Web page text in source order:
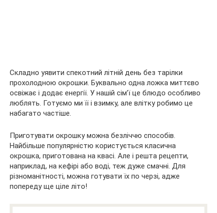
Складно уявити спекотний літній день без тарілки
прохолодною окрошки. Буквально одна ложка миттєво
освіжає і додає енергії. У нашій сім’ї це блюдо особливо
люблять. Готуємо ми її і взимку, але влітку робимо це
набагато частіше.
Приготувати окрошку можна безліччю способів.
Найбільше популярністю користується класична
окрошка, приготована на квасі. Але і решта рецепти,
наприклад, на кефірі або воді, теж дуже смачні. Для
різноманітності, можна готувати їх по черзі, адже
попереду ще ціле літо!